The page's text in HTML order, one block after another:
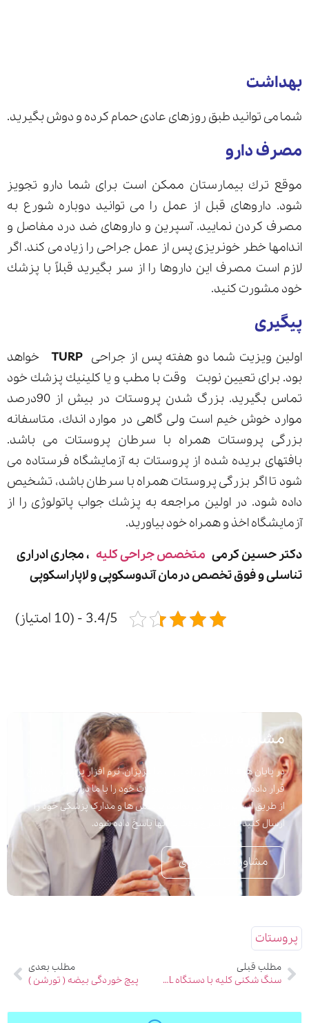
بهداشت
شما می توانید طبق روزهای عادی حمام كرده و دوش بگیرید.
مصرف دارو
موقع ترك بیمارستان ممكن است برای شما دارو تجویز
شود. داروهای قبل از عمل را می توانید دوباره شورع به
مصرف كردن نمایید. آسپرین و داروهای ضد درد مفاصل و
اندامها خطر خونریزی پس از عمل جراحی را زیاد می كند. اگر
لازم است مصرف این داروها را از سر بگیرید قبلاً با پزشك
خود مشورت كنید.
پیگیری
اولین ویزیت شما دو هفته پس از جراحیTURPخواهد
بود. برای تعیین نوبت وقت با مطب و یا كلینیك پزشك خود
تماس بگیرید. بزرگ شدن پروستات در بیش از 90درصد
موارد خوش خیم است ولی گاهی در موارد اندك، متاسفانه
بزرگی پروستات همراه با سرطان پروستات می باشد.
بافتهای بریده شده از پروستات به آزمایشگاه فرستاده می
شود تا اگر بزرگی پروستات همراه با سرطان باشد، تشخیص
داده شود. در اولین مراجعه به پزشك جواب پاتولوژی را از
آزمایشگاه اخذ و همراه خود بیاورید.
دکتر حسین کرمی متخصص جراحی کلیه ، مجاری ادراری
تناسلی و فوق تخصص درمان آندوسکوپی و لاپاراسکوپی
3.4/5 - (10 امتیاز)
مشاوره پزشکی
در پایان هر مقاله برای راحتی شما عزیزان، نرم افزار پرسش و پاسخ
قرار داده شده است تا به راحتی سوالات خود را با ما در میان بگذارید.
از طریق این نرم افزار می توانید پرسش ها و مدارک پزشکی خود را
ارسال کنید تا در اسرع وقت به آنها پاسخ داده شود.
مشاوره تلفنی فوری
پروستات
مطلب قبلی
سنگ شکنی کلیه با دستگاه ESWL
مطلب بعدی
پیچ خوردگی بیضه ( تورشن )